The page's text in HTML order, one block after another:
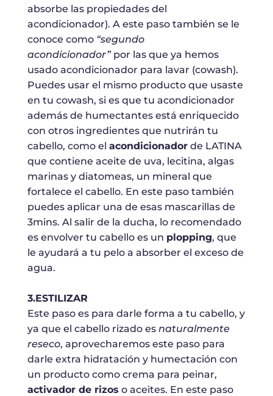
absorbe las propiedades del
acondicionador). A este paso también se le
conoce como “segundo
acondicionador”por las que ya hemos
usado acondicionador para lavar (cowash).
Puedes usar el mismo producto que usaste
en tu cowash, si es que tu acondicionador
además de humectantes está enriquecido
con otros ingredientes que nutrirán tu
cabello, como el acondicionadorde LATINA
que contiene aceite de uva, lecitina, algas
marinas y diatomeas, un mineral que
fortalece el cabello. En este paso también
puedes aplicar una de esas mascarillas de
3mins. Al salir de la ducha, lo recomendado
es envolver tu cabello es un plopping, que
le ayudará a tu pelo a absorber el exceso de
agua.
3.ESTILIZAR
Este paso es para darle forma a tu cabello, y
ya que el cabello rizado es naturalmente
reseco, aprovecharemos este paso para
darle extra hidratación y humectación con
un producto como crema para peinar,
activador de rizos o aceites. En este paso